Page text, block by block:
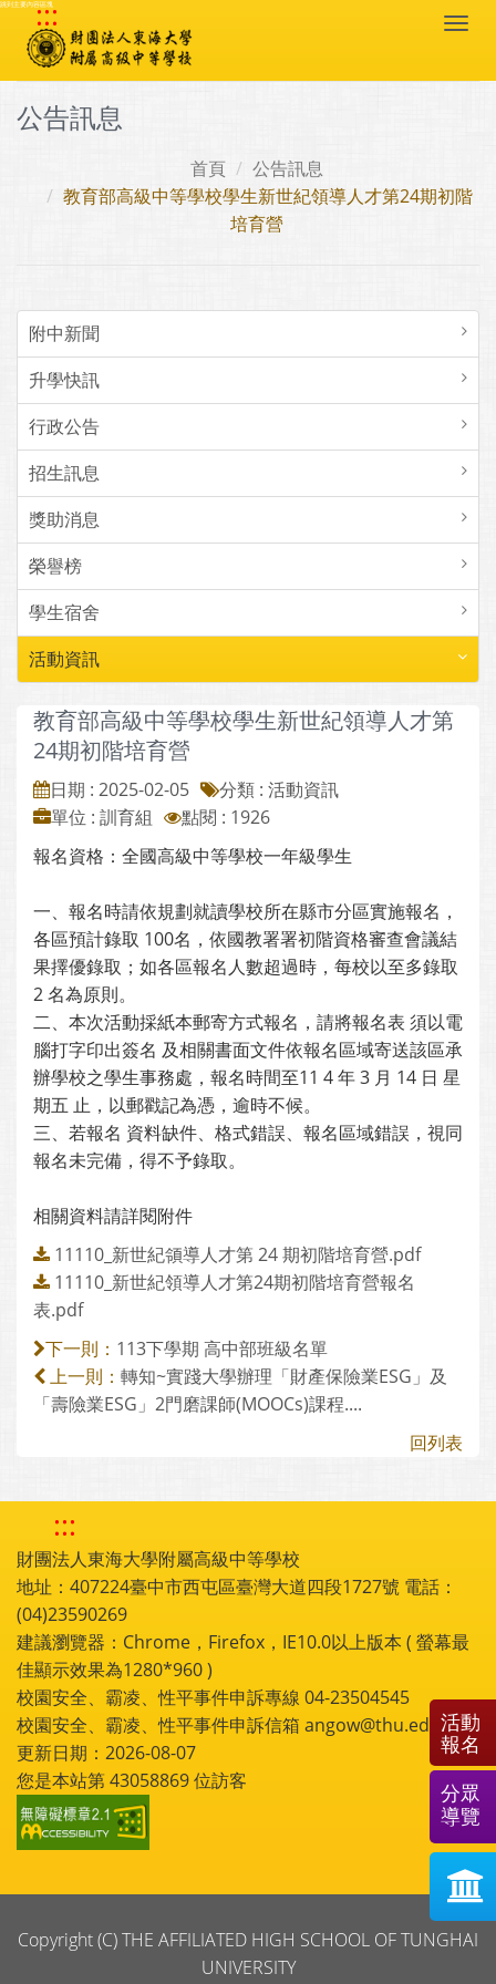
跳到主要內容區塊
:::
公告訊息
首頁
公告訊息
教育部高級中等學校學生新世紀領導人才第24期初階
培育營
附中新聞
升學快訊
行政公告
招生訊息
獎助消息
榮譽榜
學生宿舍
活動資訊
教育部高級中等學校學生新世紀領導人才第
24期初階培育營
日期 : 2025-02-05
分類 : 活動資訊
單位 : 訓育組
點閱 : 1926
報名資格：全國高級中等學校一年級學生
一、報名時請依規劃就讀學校所在縣市分區實施報名，
各區預計錄取 100名，依國教署署初階資格審查會議結
果擇優錄取；如各區報名人數超過時，每校以至多錄取
2 名為原則。
二、本次活動採紙本郵寄方式報名，請將報名表 須以電
腦打字印出簽名 及相關書面文件依報名區域寄送該區承
辦學校之學生事務處，報名時間至11 4 年 3 月 14 日 星
期五 止，以郵戳記為憑，逾時不候。
三、若報名 資料缺件、格式錯誤、報名區域錯誤，視同
報名未完備，得不予錄取。
相關資料請詳閱附件
11110_新世紀領導人才第 24 期初階培育營.pdf
11110_新世紀領導人才第24期初階培育營報名
表.pdf
下一則： 113下學期 高中部班級名單
上一則： 轉知~實踐大學辦理「財產保險業ESG」及
「壽險業ESG」2門磨課師(MOOCs)課程....
回列表
:::
財團法人東海大學附屬高級中等學校
地址：407224臺中市西屯區臺灣大道四段1727號 電話：
(04)23590269
建議瀏覽器：Chrome，Firefox，IE10.0以上版本 ( 螢幕最
佳顯示效果為1280*960 )
校園安全、霸凌、性平事件申訴專線 04-23504545
校園安全、霸凌、性平事件申訴信箱 angow@thu.edu.tw
更新日期：2026-08-07
您是本站第43058869位訪客
Copyright (C) THE AFFILIATED HIGH SCHOOL OF TUNGHAI
UNIVERSITY
活動
報名
分眾
導覽